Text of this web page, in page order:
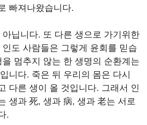
빠져나왔습니다.
닙니다. 또 다른 생으로 가기위한
도 사람들은 그렇게 윤회를 믿습
멈추지 않는 한 생명의 순환계는
니다. 죽은 뒤 우리의 몸은 다시
다른 생이 올 것입니다. 그래서 인
생과 死, 생과 病, 생과 老는 서로
.